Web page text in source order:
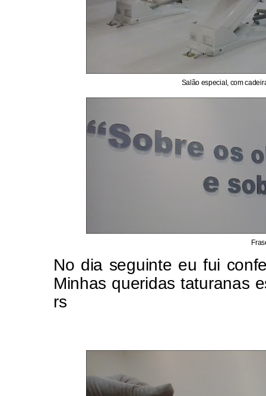
Salão especial, com
No dia seguinte eu fui
Minhas queridas taturanas
rs